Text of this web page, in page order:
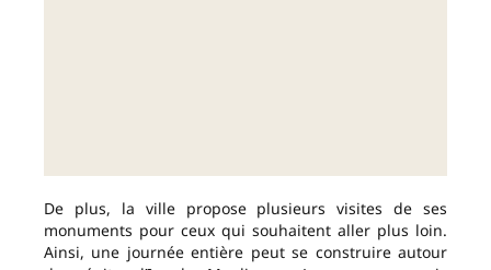
De plus, la ville propose plusieurs visites de ses
monuments pour ceux qui souhaitent aller plus loin.
Ainsi, une journée entière peut se construire autour